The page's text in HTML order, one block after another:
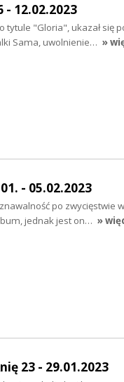
- 12.02.2023
"Gloria", ukazał się
Sama, uwolnienie… »
- 05.02.2023
po zwycięstwie
jednak jest on… »
23 - 29.01.2023